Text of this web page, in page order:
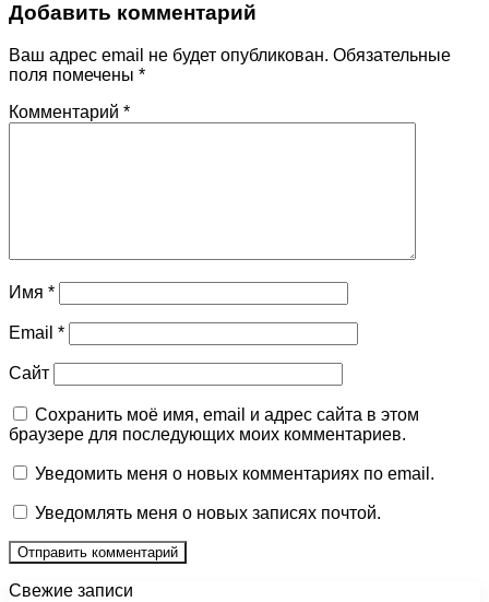
Добавить комментарий
Ваш адрес email не будет опубликован. Обязательные
поля помечены *
Комментарий *
Имя *
Email *
Сайт
Сохранить моё имя, email и адрес сайта в этом
браузере для последующих моих комментариев.
Уведомить меня о новых комментариях по email.
Уведомлять меня о новых записях почтой.
Свежие записи